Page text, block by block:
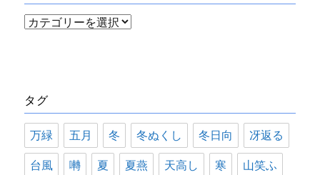
カ
ー
タグ
万緑 五月 冬 冬ぬくし 冬日向 冴返る
台風 囀 夏 夏燕 天高し 寒 山笑ふ